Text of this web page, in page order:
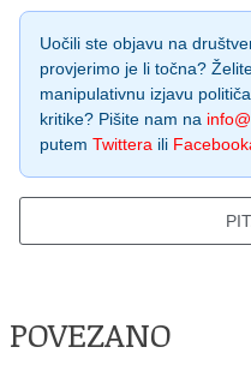
Uočili ste objavu na
provjerimo je li točna?
manipulativnu izjavu
kritike? Pišite nam na
putem Twittera ili
POVEZANO